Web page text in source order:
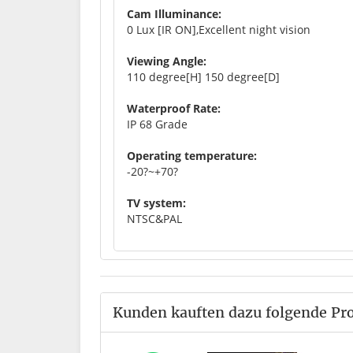
Cam Illuminance:
0 Lux [IR ON],Excellent night vision
Viewing Angle:
110 degree[H] 150 degree[D]
Waterproof Rate:
IP 68 Grade
Operating temperature:
-20?~+70?
TV system:
NTSC&PAL
Kunden kauften dazu folgende